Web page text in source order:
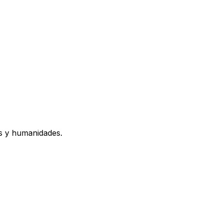
humanidades.